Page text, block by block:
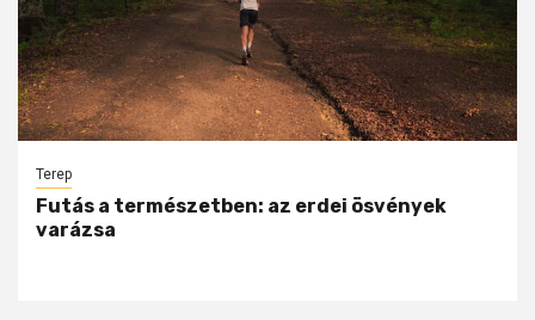
Terep
Futás a természetben: az erdei ösvények
varázsa